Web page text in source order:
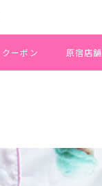
クーポン 原宿店舗